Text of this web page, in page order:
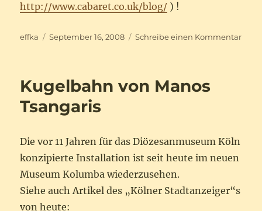
http://www.cabaret.co.uk/blog/ ) !
Autor
effka
Veröffentlicht
September 16, 2008 Schreibe einen Kommentarzu
Kugelbahn von Manos
Tsangaris
Die vor 11 Jahren für das Diözesanmuseum Köln
konzipierte Installation ist seit heute im neuen
Museum Kolumba wiederzusehen.
Siehe auch Artikel des „Kölner Stadtanzeiger“s
von heute: